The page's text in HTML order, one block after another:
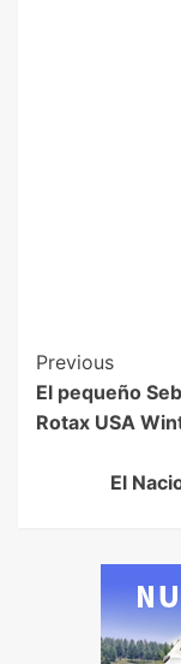
Previous
El pequeño
Rotax USA
El